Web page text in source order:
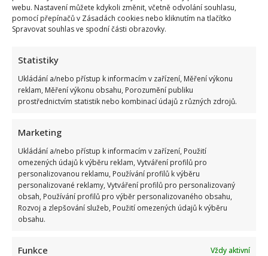
webu. Nastavení můžete kdykoli změnit, včetně odvolání souhlasu,
pomocí přepínačů v Zásadách cookies nebo kliknutím na tlačítko
Spravovat souhlas ve spodní části obrazovky.
Statistiky
Ukládání a/nebo přístup k informacím v zařízení, Měření výkonu
reklam, Měření výkonu obsahu, Porozumění publiku
prostřednictvím statistik nebo kombinací údajů z různých zdrojů.
Marketing
Ukládání a/nebo přístup k informacím v zařízení, Použití
omezených údajů k výběru reklam, Vytváření profilů pro
personalizovanou reklamu, Používání profilů k výběru
personalizované reklamy, Vytváření profilů pro personalizovaný
obsah, Používání profilů pro výběr personalizovaného obsahu,
Rozvoj a zlepšování služeb, Použití omezených údajů k výběru
obsahu.
Funkce
Vždy aktivní
4 čtenářské názory na “Zdeněk Troška popsal
svoji situaci s nízkým důchodem. Zkritizoval i
platové nepoměry v Česku”
Bohdan Podlena napsal: